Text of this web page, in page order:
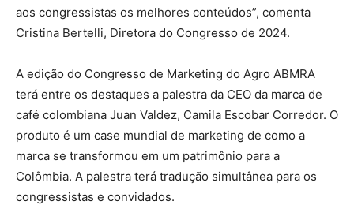
aos congressistas os melhores conteúdos”, comenta
Cristina Bertelli, Diretora do Congresso de 2024.
A edição do Congresso de Marketing do Agro ABMRA
terá entre os destaques a palestra da CEO da marca de
café colombiana Juan Valdez, Camila Escobar Corredor. O
produto é um case mundial de marketing de como a
marca se transformou em um patrimônio para a
Colômbia. A palestra terá tradução simultânea para os
congressistas e convidados.